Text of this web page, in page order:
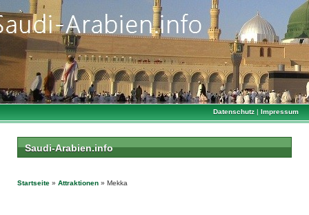
Datenschutz | Impressum
Saudi-Arabien.info
Startseite » Attraktionen » Mekka